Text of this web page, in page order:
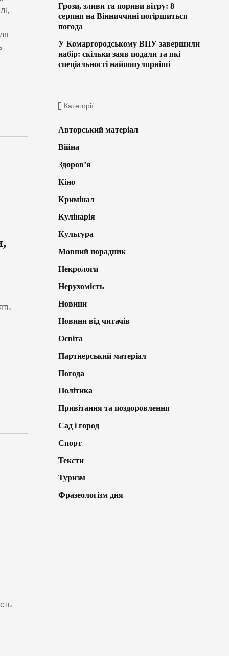
Грози, зливи та пориви вітру: 8
серпня на Вінниччині погіршиться
погода
У Комаргородському ВПУ завершили
набір: скільки заяв подали та які
спеціальності найпопулярніші
Категорії
Авторський матеріал
Війна
Здоров’я
Кіно
Кримінал
Кулінарія
Культура
Мовний порадник
Некрологи
Нерухомість
Новини
Новини від читачів
Освіта
Партнерський матеріал
Погода
Політика
Привітання та поздоровлення
Сад і город
Спорт
Тексти
Туризм
Фразеологізм дня